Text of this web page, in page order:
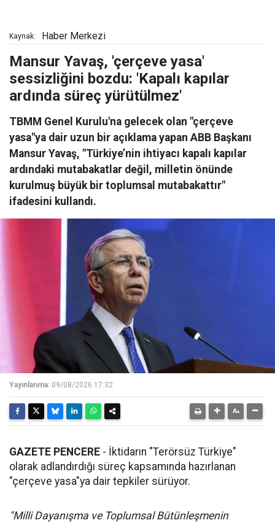
Kaynak: Haber Merkezi
Mansur Yavaş, 'çerçeve yasa'
sessizliğini bozdu: 'Kapalı kapılar
ardında süreç yürütülmez'
TBMM Genel Kurulu'na gelecek olan "çerçeve
yasa"ya dair uzun bir açıklama yapan ABB Başkanı
Mansur Yavaş, "Türkiye’nin ihtiyacı kapalı kapılar
ardındaki mutabakatlar değil, milletin önünde
kurulmuş büyük bir toplumsal mutabakattır"
ifadesini kullandı.
Yayınlanma: 09/08/2026 17:32
GAZETE PENCERE - İktidarın "Terörsüz Türkiye"
olarak adlandırdığı süreç kapsamında hazırlanan
"çerçeve yasa"ya dair tepkiler sürüyor.
"Milli Dayanışma ve Toplumsal Bütünleşmenin